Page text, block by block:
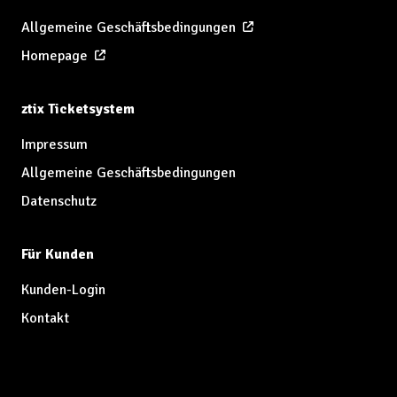
Allgemeine Geschäftsbedingungen
Homepage
ztix Ticketsystem
Impressum
Allgemeine Geschäftsbedingungen
Datenschutz
Für Kunden
Kunden-Login
Kontakt